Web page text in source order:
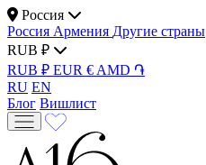
Россия
Россия Армения Другие страны
RUB ₽
RUB ₽ EUR € AMD ֏
RU EN
Блог Вишлист